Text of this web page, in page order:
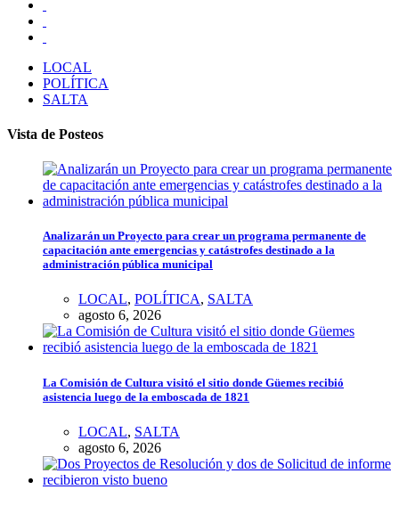
LOCAL
POLÍTICA
SALTA
Vista de Posteos
Analizarán un Proyecto para crear un programa permanente de
capacitación ante emergencias y catástrofes destinado a la
administración pública municipal
LOCAL, POLÍTICA, SALTA
agosto 6, 2026
La Comisión de Cultura visitó el sitio donde Güemes recibió
asistencia luego de la emboscada de 1821
LOCAL, SALTA
agosto 6, 2026